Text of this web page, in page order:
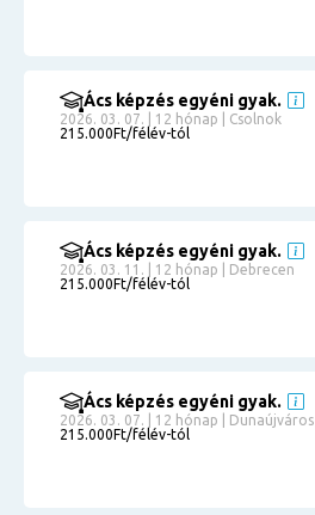
Ács képzés egyéni gyak.
2026. 03. 07. | 12 hónap | Csolnok
215.000Ft/félév-tól
Ács képzés egyéni gyak.
2026. 03. 11. | 12 hónap | Debrecen
215.000Ft/félév-tól
Ács képzés egyéni gyak.
2026. 03. 07. | 12 hónap | Dunaújváros
215.000Ft/félév-tól